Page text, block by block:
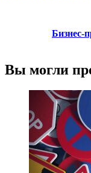
Бизнес-
Вы могли